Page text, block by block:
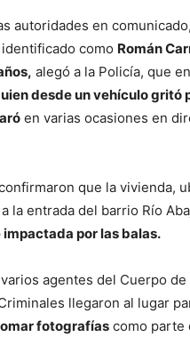
autoridades en
como Román
alegó a la Policía, que
desde un vehículo gritó
en varias ocasiones en
que la vivienda,
la entrada del barrio Río
impactada por las balas.
agentes del Cuerpo de
llegaron al lugar
fotografías como parte